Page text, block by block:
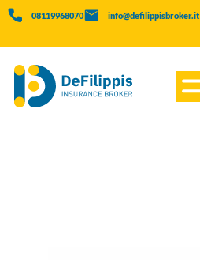
08119968070 info@defilippisbroker.it